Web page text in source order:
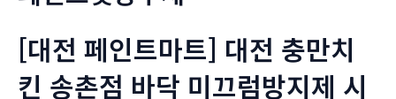
[대전 페인트마트] 대전 충만치
킨 송촌점 바닥 미끄럼방지제 시